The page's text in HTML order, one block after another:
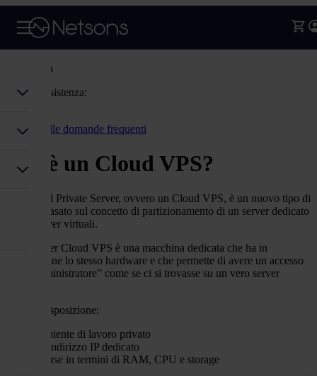
Assistenza
Codice assistenza:
Torna alle domande frequenti
Cos'è un Cloud VPS?
Un Virtual Private Server, ovvero un Cloud VPS, è un nuovo tipo di
Hosting basato sul concetto di partizionamento di un server dedicato
in più server virtuali.
Ogni server Cloud VPS è una macchina dedicata che ha in
condivisione lo stesso hardware e che permette di avere un accesso
root “amministratore” come se ci si trovasse su un vero server
Avrai a disposizione:
ambiente di lavoro privato
un indirizzo IP dedicato
risorse in termini di RAM, CPU e storage